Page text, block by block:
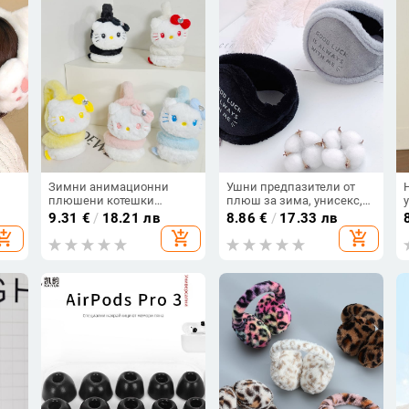
Зимни анимационни
плюшени котешки
наушници, удебелени
наушници, излизат
навън, езда,
артефакт за покриване на
ушите
9.31 € / 18.21 лв
add_shopping_cart
Ушни предпазители от
плюш за зима, унисекс,
печатен модел, дебелени,
за каране на открито
8.86 € / 17.33 лв
add_shopping_cart